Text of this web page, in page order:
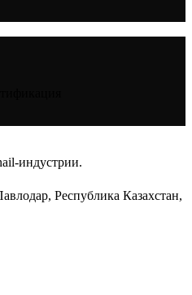
индустрии.
Республика Казахстан,